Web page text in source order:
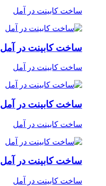
ساخت کابینت در آمل
ساخت کابینت در آمل
ساخت کابینت در آمل
ساخت کابینت در آمل
ساخت کابینت در آمل
ساخت کابینت در آمل
ساخت کابینت در آمل